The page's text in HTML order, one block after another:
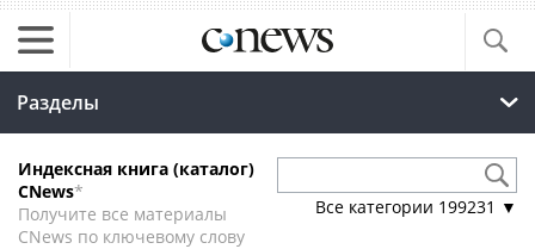
Разделы
Индексная книга (каталог)
CNews*
Получите все материалы
CNews по ключевому слову
Все категории 199231 ▼